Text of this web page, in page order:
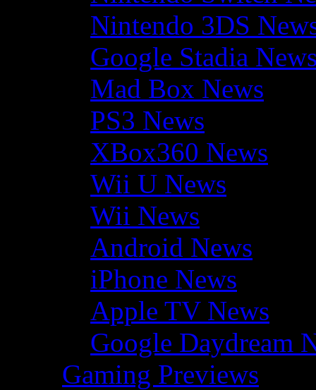
Nintendo 3DS
Google Stadia
Mad Box News
PS3 News
XBox360 News
Wii U News
Wii News
Android News
iPhone News
Apple TV News
Google Daydream
Gaming Previews